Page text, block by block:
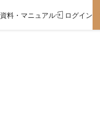
資料・マニュアル ログイン